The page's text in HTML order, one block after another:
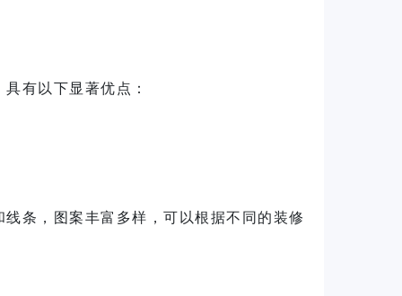
有以下显著优点：
条，图案丰富多样，可以根据不同的装修